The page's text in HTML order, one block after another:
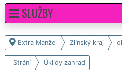
Extra Manžel Zlínský kraj
Strání Úklidy zahrad
SLUŽBY